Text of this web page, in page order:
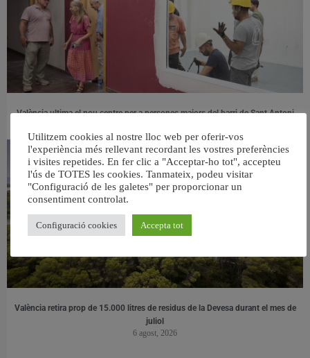
València ultima el nou centre per a persones majors del barri de Sant Antoni
València retira prop de 15.000 litres de residus de la Devesa durant el mes de
juliol
6 agost, 2026
Utilitzem cookies al nostre lloc web per oferir-vos
l'experiència més rellevant recordant les vostres preferències
i visites repetides. En fer clic a "Acceptar-ho tot", accepteu
l'ús de TOTES les cookies. Tanmateix, podeu visitar
"Configuració de les galetes" per proporcionar un
consentiment controlat.
Configuració cookies Accepta tot